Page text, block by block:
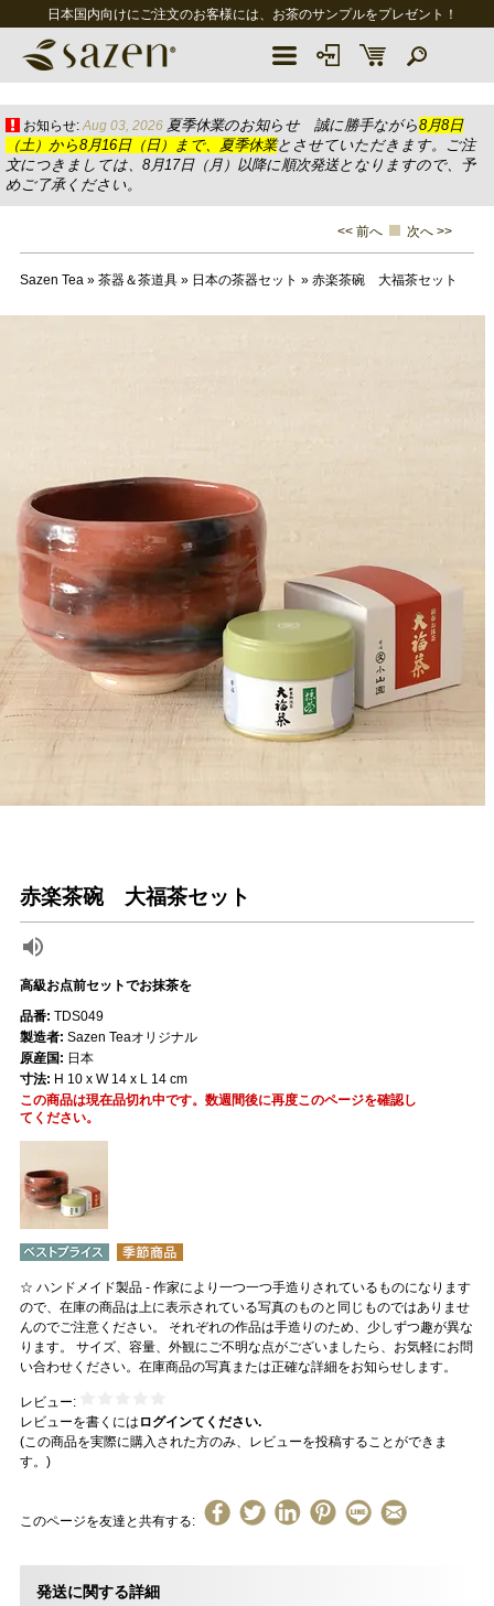
日本国内向けにご注文のお客様には、お茶のサンプルをプレゼント！
お知らせ: Aug 03, 2026 夏季休業のお知らせ 誠に勝手ながら8月8日
（土）から8月16日（日）まで、夏季休業とさせていただきます。ご注
文につきましては、8月17日（月）以降に順次発送となりますので、予
めご了承ください。
<< 前へ 次へ >>
Sazen Tea» 茶器＆茶道具» 日本の茶器セット » 赤楽茶碗 大福茶セット
赤楽茶碗 大福茶セット
高級お点前セットでお抹茶を
☆ ハンドメイド製品 - 作家により一つ一つ手造りされているものになります
ので、在庫の商品は上に表示されている写真のものと同じものではありませ
んのでご注意ください。 それぞれの作品は手造りのため、少しずつ趣が異な
ります。 サイズ、容量、外観にご不明な点がございましたら、お気軽にお問
い合わせください。在庫商品の写真または正確な詳細をお知らせします。
レビュー:
レビューを書くには ログインてください.
(この商品を実際に購入された方のみ、レビューを投稿することができま
す。)
このページを友達と共有する:
品番: TDS049
製造者: Sazen Teaオリジナル
原産国: 日本
寸法: H 10 x W 14 x L 14 cm
この商品は現在品切れ中です。数週間後に再度このページを確認し
てください。
発送に関する詳細